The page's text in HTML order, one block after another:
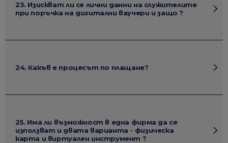
23. Изискват ли се лични данни на служителите
при поръчка на дигитални ваучери и защо ?
24. Какъв е процесът по плащане?
25. Има ли възможност в една фирма да се
използват и двата варианта - физическа
карта и виртуален инструмент ?